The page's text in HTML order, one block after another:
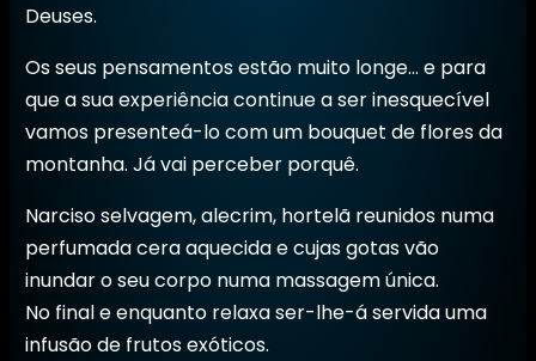
Deuses.
Os seus pensamentos estão muito longe… e para
que a sua experiência continue a ser inesquecível
vamos presenteá-lo com um bouquet de flores da
montanha. Já vai perceber porquê.
Narciso selvagem, alecrim, hortelã reunidos numa
perfumada cera aquecida e cujas gotas vão
inundar o seu corpo numa massagem única.
No final e enquanto relaxa ser-lhe-á servida uma
infusão de frutos exóticos.